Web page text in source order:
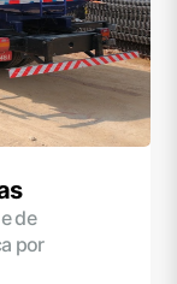
de
por